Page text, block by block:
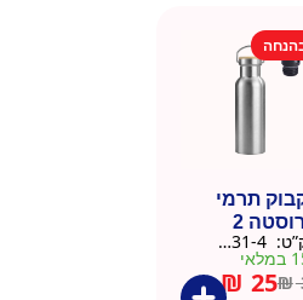
תרמי
נירוסטה 2
פקקים 500 מל
קלאסי
9901031-4
₪
₪ 25